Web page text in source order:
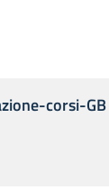
corsi-GB